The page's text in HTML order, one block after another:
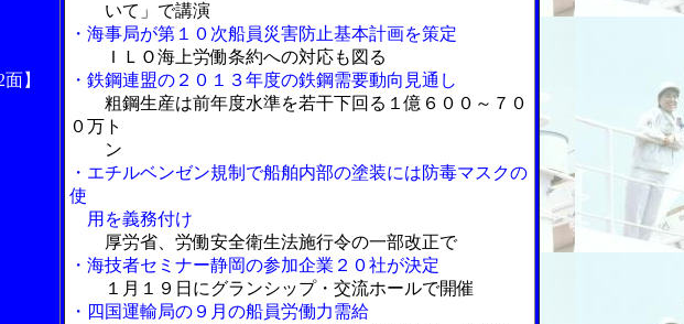
面】
いて」で講演
・海事局が第１０次船員災害防止基本計画を策定
ＩＬＯ海上労働条約への対応も図る
・鉄鋼連盟の２０１３年度の鉄鋼需要動向見通し
粗鋼生産は前年度水準を若干下回る１億６００～７０
０万ト
ン
・エチルベンゼン規制で船舶内部の塗装には防毒マスクの
使
用を義務付け
厚労省、労働安全衛生法施行令の一部改正で
・海技者セミナー静岡の参加企業２０社が決定
１月１９日にグランシップ・交流ホールで開催
・四国運輸局の９月の船員労働力需給